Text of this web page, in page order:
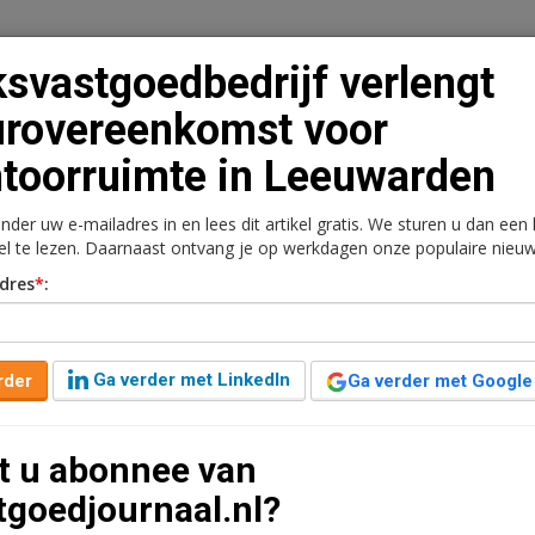
Vacaturebank Contact Abonnementen
Kantoren Retail Logistiek Juridisch | Fiscaal
kantoorruimte in
leestijd
voor circa 7.950 m2 kantoorruimte aan de
verlengt
voor
in Leeuwarden
uw e-mailadres in en lees dit artikel gratis. We sturen u dan een
te lezen. Daarnaast ontvang je op werkdagen onze populaire
*:
Ga verder met LinkedIn Ga verder met Google
u abonnee van